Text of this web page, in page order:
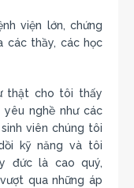
viện lớn, chứng
các thầy, các học
thật cho tôi thấy
nghề như các
viên chúng tôi
kỹ năng và tôi
đức là cao quý,
qua những áp